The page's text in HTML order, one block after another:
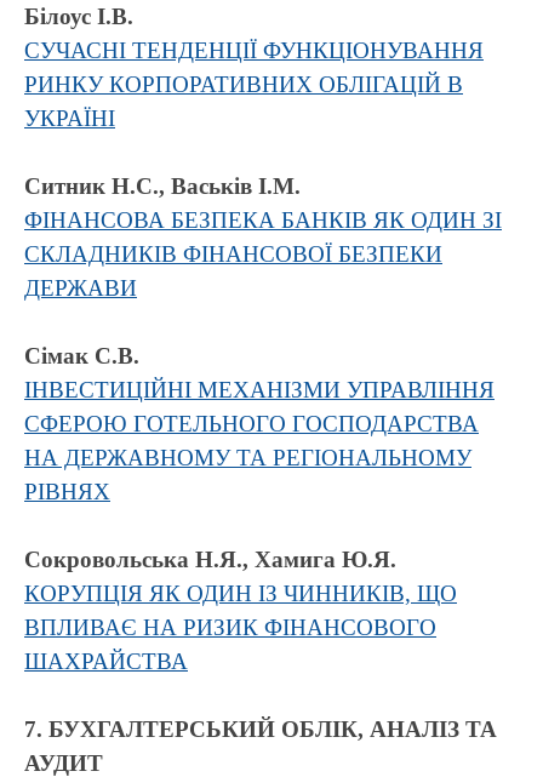
Білоус І.В.
СУЧАСНІ ТЕНДЕНЦІЇ ФУНКЦІОНУВАННЯ
РИНКУ КОРПОРАТИВНИХ ОБЛІГАЦІЙ В
УКРАЇНІ
Ситник Н.С., Васьків І.М.
ФІНАНСОВА БЕЗПЕКА БАНКІВ ЯК ОДИН ЗІ
СКЛАДНИКІВ ФІНАНСОВОЇ БЕЗПЕКИ
ДЕРЖАВИ
Сімак С.В.
ІНВЕСТИЦІЙНІ МЕХАНІЗМИ УПРАВЛІННЯ
СФЕРОЮ ГОТЕЛЬНОГО ГОСПОДАРСТВА
НА ДЕРЖАВНОМУ ТА РЕГІОНАЛЬНОМУ
РІВНЯХ
Сокровольська Н.Я., Хамига Ю.Я.
КОРУПЦІЯ ЯК ОДИН ІЗ ЧИННИКІВ, ЩО
ВПЛИВАЄ НА РИЗИК ФІНАНСОВОГО
ШАХРАЙСТВА
7. БУХГАЛТЕРСЬКИЙ ОБЛІК, АНАЛІЗ ТА
АУДИТ